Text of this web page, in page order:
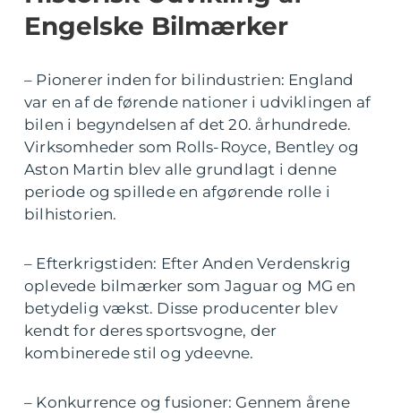
Engelske Bilmærker
– Pionerer inden for bilindustrien: England
var en af de førende nationer i udviklingen af
bilen i begyndelsen af det 20. århundrede.
Virksomheder som Rolls-Royce, Bentley og
Aston Martin blev alle grundlagt i denne
periode og spillede en afgørende rolle i
bilhistorien.
– Efterkrigstiden: Efter Anden Verdenskrig
oplevede bilmærker som Jaguar og MG en
betydelig vækst. Disse producenter blev
kendt for deres sportsvogne, der
kombinerede stil og ydeevne.
– Konkurrence og fusioner: Gennem årene